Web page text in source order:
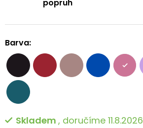
Skladem , doručíme 11.8.2026
popruh
Barva: